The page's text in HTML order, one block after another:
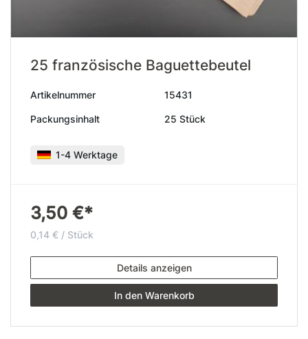
25 französische Baguettebeutel
Artikelnummer 15431
Packungsinhalt 25 Stück
1-4 Werktage
3,50 €*
0,14 € / Stück
Details anzeigen
In den Warenkorb